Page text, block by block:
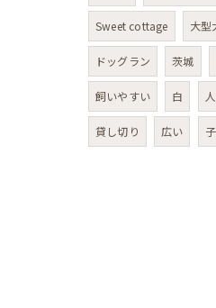
Sweet cottage 大型
ドッグラン 茨城
飼いやすい 白
貸し切り 広い